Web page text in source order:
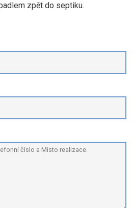
zpět do septiku.